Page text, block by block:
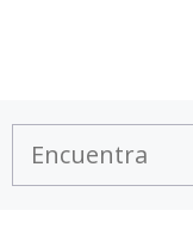
Search